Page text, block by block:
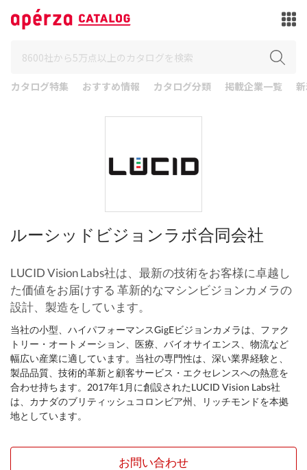
カタログ特集 おすすめ情報 カタログ分類 掲載企業一覧
ルーシッドビジョンラボ合同会社
LUCID Vision Labs社は、最新の技術をお客様に卓越し
た価値をお届けする 革新的なマシンビジョンカメラの
設計、製造をしています。
当社の小型、ハイパフォーマンスGigEビジョンカメラは、ファク
トリー・オートメーション、医療、バイオサイエンス、物流など
幅広い産業に適しています。当社の専門性は、深い業界経験と、
製品品質、技術的革新と顧客サービス・エクセレンスへの熱意を
合わせ持ちます。2017年1月に創設されたLUCID Vision Labs社
は、カナダのブリティッシュコロンビア州、リッチモンドを本拠
地としています。
お問い合わせ